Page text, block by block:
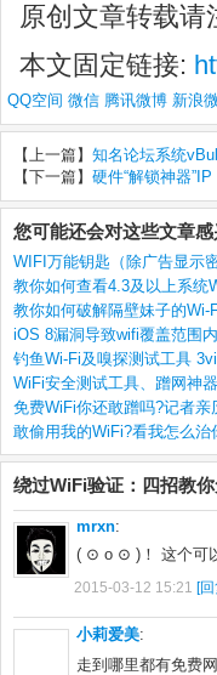
原创文章转载请
本文固定链接:
QQ空间 微信 腾讯微博 新浪
【上一篇】 知名论坛系统
【下一篇】 硬件“解锁神器
您可能还会对这些文章感
WIFI万能钥匙（除广告显示
教你如何查看4.3及以上系统
教你如何破解隔壁妹子的Wi-
iOS 8漏洞导致wifi覆盖范围
钓鱼Wi-Fi及嗅探测试工具
WiFi安全测试工具、蹭网神
免费WiFi你还敢蹭吗?记者亲
敢偷用我的WiFi?看我怎么治
绕过WiFi验证：四招教
mrxn:
( ⊙ o ⊙ )！ 这个可
2015-03-12 15:21 [
小莉爱美:
走到哪里都有免费